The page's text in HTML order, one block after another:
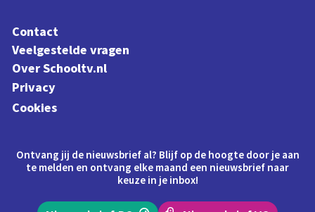
Contact
Veelgestelde vragen
Over Schooltv.nl
Privacy
Cookies
Ontvang jij de nieuwsbrief al? Blijf op de hoogte door je aan
te melden en ontvang elke maand een nieuwsbrief naar
keuze in je inbox!